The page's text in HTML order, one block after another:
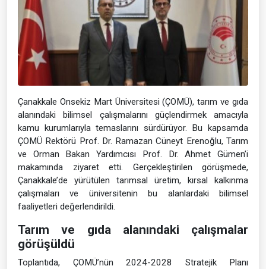
Çanakkale Onsekiz Mart Üniversitesi (ÇOMÜ), tarım ve gıda
alanındaki bilimsel çalışmalarını güçlendirmek amacıyla
kamu kurumlarıyla temaslarını sürdürüyor. Bu kapsamda
ÇOMÜ Rektörü Prof. Dr. Ramazan Cüneyt Erenoğlu, Tarım
ve Orman Bakan Yardımcısı Prof. Dr. Ahmet Gümen’i
makamında ziyaret etti. Gerçekleştirilen görüşmede,
Çanakkale’de yürütülen tarımsal üretim, kırsal kalkınma
çalışmaları ve üniversitenin bu alanlardaki bilimsel
faaliyetleri değerlendirildi.
Tarım ve gıda alanındaki çalışmalar
görüşüldü
Toplantıda, ÇOMÜ’nün 2024-2028 Stratejik Planı